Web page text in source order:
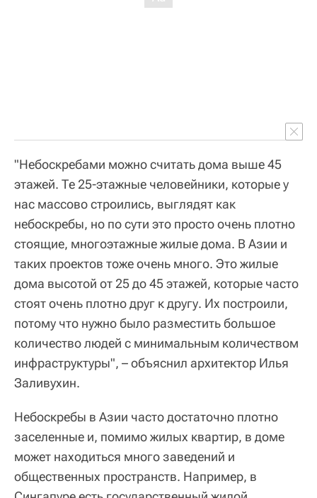
"Небоскребами можно считать дома выше 45
этажей. Те 25-этажные человейники, которые у
нас массово строились, выглядят как
небоскребы, но по сути это просто очень плотно
стоящие, многоэтажные жилые дома. В Азии и
таких проектов тоже очень много. Это жилые
дома высотой от 25 до 45 этажей, которые часто
стоят очень плотно друг к другу. Их построили,
потому что нужно было разместить большое
количество людей с минимальным количеством
инфраструктуры", – объяснил архитектор Илья
Заливухин.
Небоскребы в Азии часто достаточно плотно
заселенные и, помимо жилых квартир, в доме
может находиться много заведений и
общественных пространств. Например, в